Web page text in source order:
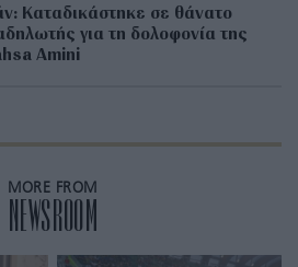
Καταδικάστηκε σε θάνατο
για τη δολοφονία της
Amini
MORE FROM
NEWSROOM